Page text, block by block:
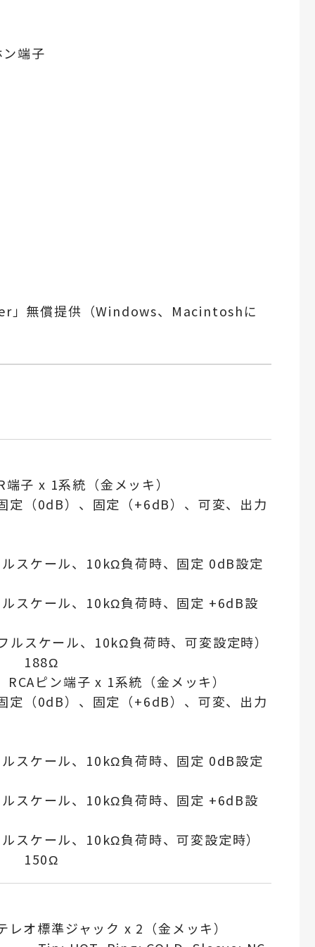
端子
」無償提供（Windows、Macintoshに
x 1系統（金メッキ）
（0dB）、固定（+6dB）、可変、出力
スケール、10kΩ負荷時、固定 0dB設定
スケール、10kΩ負荷時、固定 +6dB設
スケール、10kΩ負荷時、可変設定時）
188Ω
ピン端子 x 1系統（金メッキ）
（0dB）、固定（+6dB）、可変、出力
スケール、10kΩ負荷時、固定 0dB設定
スケール、10kΩ負荷時、固定 +6dB設
スケール、10kΩ負荷時、可変設定時）
150Ω
標準ジャック x 2（金メッキ）